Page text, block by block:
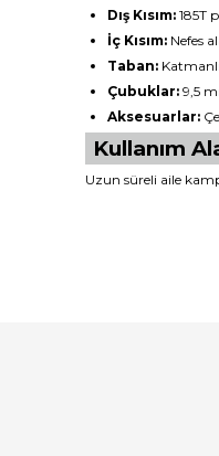
Dış Kısım: 185T
İç Kısım: Nefes
Taban:
Çubuklar: 9,5
Aksesuarlar:
Kullanım
Uzun süreli aile